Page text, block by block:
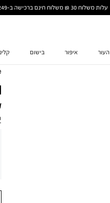
עלות משלוח 30 ₪ משלוח חינם ברכישה ב-249 ₪ ומעלה | עד 14 ימי עסקים
איפור בישום